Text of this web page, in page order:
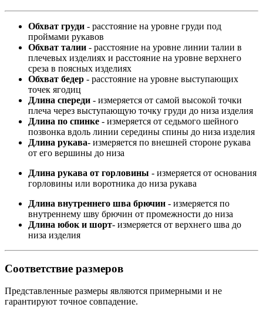
Обхват груди - расстояние на уровне груди под
проймами рукавов
Обхват талии - расстояние на уровне линии талии в
плечевых изделиях и расстояние на уровне верхнего
среза в поясных изделиях
Обхват бедер - расстояние на уровне выступающих
точек ягодиц
Длина спереди - измеряется от самой высокой точки
плеча через выступающую точку груди до низа изделия
Длина по спинке - измеряется от седьмого шейного
позвонка вдоль линии середины спины до низа изделия
Длина рукава- измеряется по внешней стороне рукава
от его вершины до низа
Длина рукава от горловины - измеряется от основания
горловины или воротника до низа рукава
Длина внутреннего шва брючин - измеряется по
внутреннему шву брючин от промежности до низа
Длина юбок и шорт- измеряется от верхнего шва до
низа изделия
Соответствие размеров
Представленные размеры являются примерными и не
гарантируют точное совпадение.